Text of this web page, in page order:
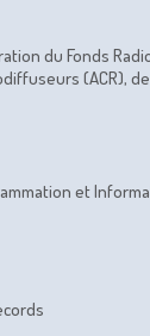
du Fonds
(ACR),
et